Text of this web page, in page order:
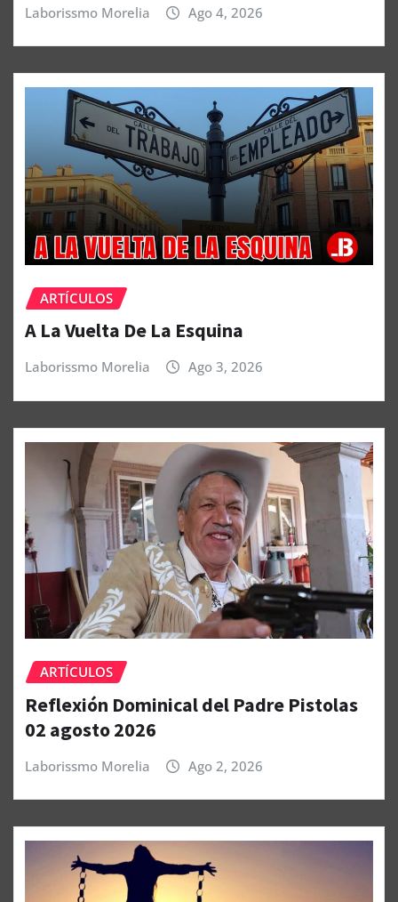
Laborissmo Morelia Ago 4, 2026
ARTÍCULOS
A La Vuelta De La Esquina
Laborissmo Morelia Ago 3, 2026
ARTÍCULOS
Reflexión Dominical del Padre Pistolas
02 agosto 2026
Laborissmo Morelia Ago 2, 2026